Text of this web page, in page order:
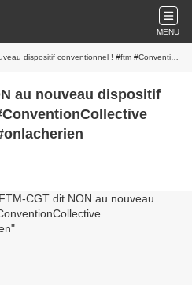
MENU
! #ftm #ConventionCollective #OnContinueLaLutte #onlacherien
au nouveau dispositif